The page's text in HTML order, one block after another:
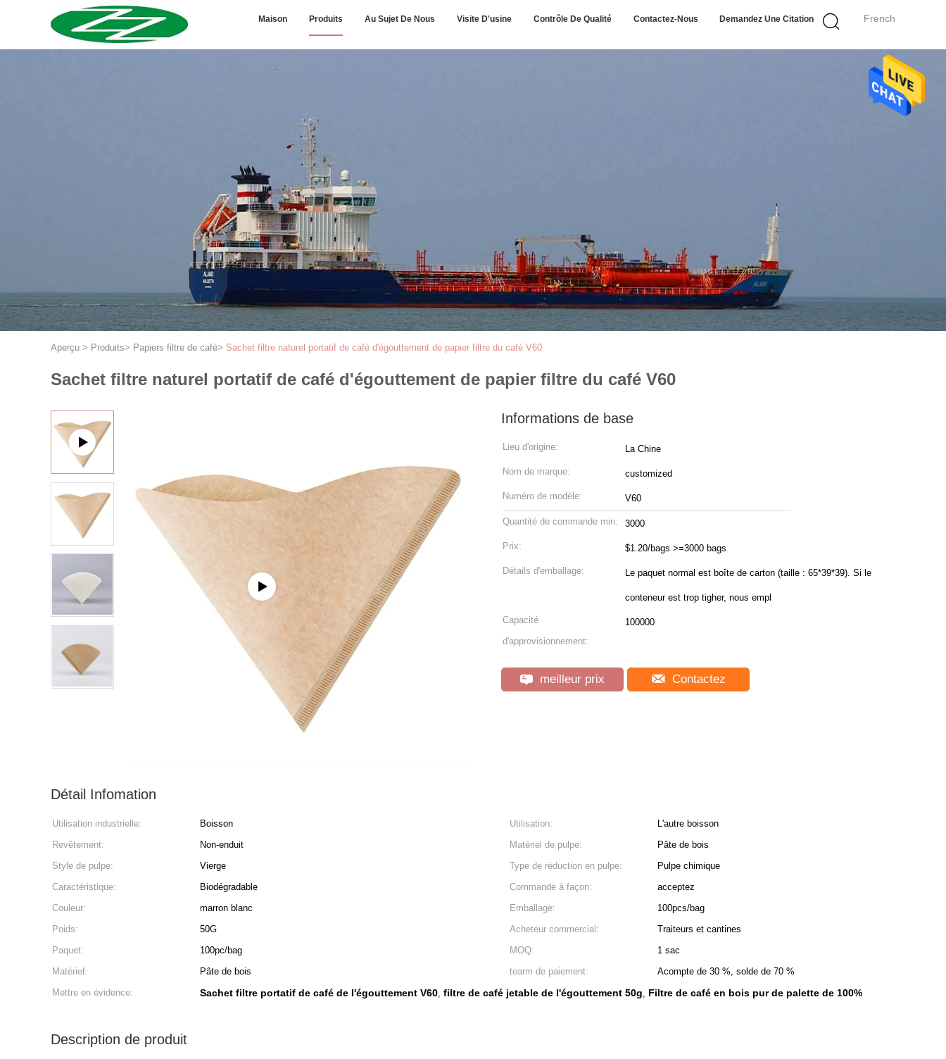
French
Maison Produits Au Sujet De Nous Visite D'usine Contrôle De Qualité Contactez-Nous Demandez Une Citation
Aperçu > Produits> Papiers filtre de café> Sachet filtre naturel portatif de café d'égouttement de papier filtre du café V60
Sachet filtre naturel portatif de café d'égouttement de papier filtre du café V60
Informations de base
Lieu d'origine: La Chine
Nom de marque: customized
Numéro de modèle: V60
Quantité de commande min: 3000
Prix: $1.20/bags >=3000 bags
Détails d'emballage: Le paquet normal est boîte de carton (taille : 65*39*39). Si le
conteneur est trop tigher, nous empl
Capacité
d'approvisionnement:
100000
meilleur prix Contactez
Détail Infomation
Utilisation industrielle: Boisson Utilisation:
L'autre boisson
Revêtement:
Non-enduit Matériel de pulpe:
Pâte de bois
Style de pulpe:
Vierge Type de réduction en pulpe:
Pulpe chimique
Caractéristique:
Biodégradable Commande à façon:
acceptez
Couleur:
marron blanc Emballage:
100pcs/bag
Poids:
50G Acheteur commercial:
Traiteurs et cantines
Paquet:
100pc/bag MOQ:
1 sac
Matériel:
Pâte de bois tearm de paiement:
Acompte de 30 %, solde de 70 %
Mettre en évidence:
Sachet filtre portatif de café de l'égouttement V60, filtre de café jetable de l'égouttement 50g, Filtre de café en bois pur de palette de 100%
Description de produit